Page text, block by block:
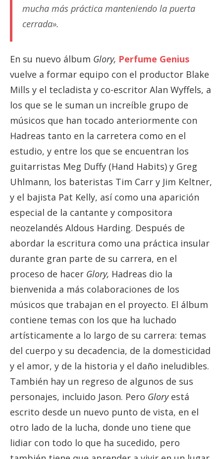
mucha más práctica manteniendo la puerta
cerrada».
En su nuevo álbum Glory, Perfume Genius
vuelve a formar equipo con el productor Blake
Mills y el tecladista y co-escritor Alan Wyffels, a
los que se le suman un increíble grupo de
músicos que han tocado anteriormente con
Hadreas tanto en la carretera como en el
estudio, y entre los que se encuentran los
guitarristas Meg Duffy (Hand Habits) y Greg
Uhlmann, los bateristas Tim Carr y Jim Keltner,
y el bajista Pat Kelly, así como una aparición
especial de la cantante y compositora
neozelandés Aldous Harding. Después de
abordar la escritura como una práctica insular
durante gran parte de su carrera, en el
proceso de hacer Glory, Hadreas dio la
bienvenida a más colaboraciones de los
músicos que trabajan en el proyecto. El álbum
contiene temas con los que ha luchado
artísticamente a lo largo de su carrera: temas
del cuerpo y su decadencia, de la domesticidad
y el amor, y de la historia y el daño ineludibles.
También hay un regreso de algunos de sus
personajes, incluido Jason. Pero Gloryestá
escrito desde un nuevo punto de vista, en el
otro lado de la lucha, donde uno tiene que
lidiar con todo lo que ha sucedido, pero